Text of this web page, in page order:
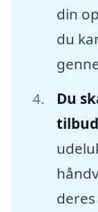
din
du
Du
tilbud